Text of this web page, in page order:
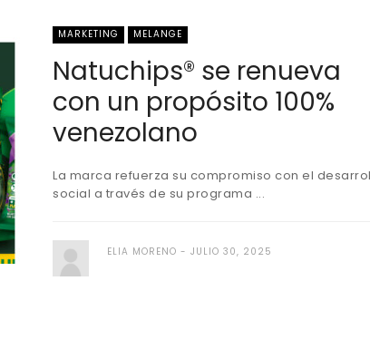
MARKETING MELANGE
Natuchips® se renueva
con un propósito 100%
venezolano
La marca refuerza su compromiso con el
social a través de su programa ...
ELIA MORENO JULIO 30, 2025